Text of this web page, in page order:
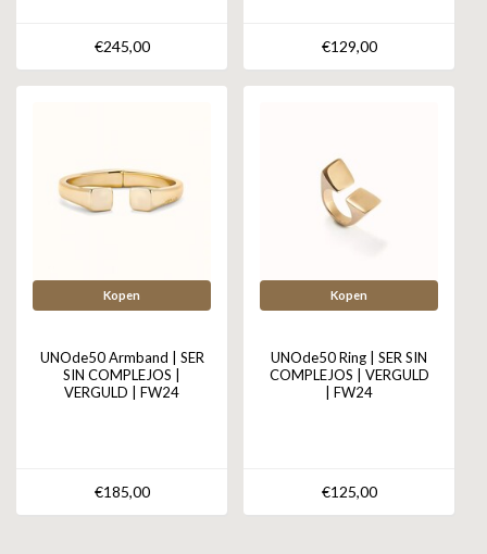
€245,00 €129,00
Kopen
UNOde50 Armband | SER
SIN COMPLEJOS |
VERGULD | FW24
€185,00
Kopen
UNOde50 Ring | SER SIN
COMPLEJOS | VERGULD
| FW24
€125,00